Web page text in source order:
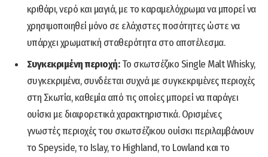
κριθάρι, νερό και μαγιά, με το καραμελόχρωμα να μπορεί να
χρησιμοποιηθεί μόνο σε ελάχιστες ποσότητες ώστε να
υπάρχει χρωματική σταθερότητα στο αποτέλεσμα.
Συγκεκριμένη περιοχή:Το σκωτσέζικο Single Malt Whisky,
συγκεκριμένα, συνδέεται συχνά με συγκεκριμένες περιοχές
στη Σκωτία, καθεμία από τις οποίες μπορεί να παράγει
ουίσκι με διαφορετικά χαρακτηριστικά. Ορισμένες
γνωστές περιοχές του σκωτσέζικου ουίσκι περιλαμβάνουν
το Speyside, το Islay, το Highland, το Lowland και το